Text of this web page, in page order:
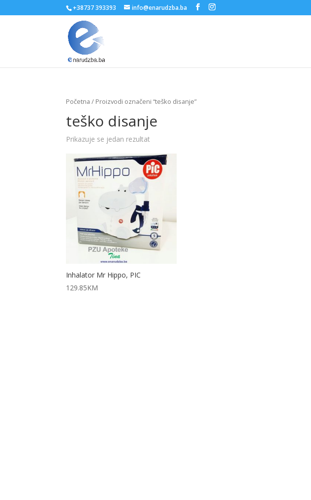
+38737 393393 info@enarudzba.ba
Početna / Proizvodi označeni “teško disanje”
teško disanje
Prikazuje se jedan rezultat
Inhalator Mr Hippo, PIC
129.85KM